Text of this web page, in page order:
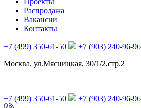
Распродажа
Вакансии
Контакты
+7 (499) 350-61-50 +7 (903) 240-96-96
Москва, ул.Мясницкая, 30/1/2,стр.2
+7 (499) 350-61-50 +7 (903) 240-96-96